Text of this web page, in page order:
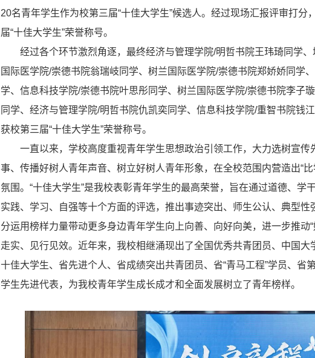
20名青年学生作为校第三届“十佳大学生”候选人。经过现场汇报评审打分
届“十佳大学生”荣誉称号。
经过各个环节激烈角逐，最终经济与管理学院/明哲书院王玮琦同学
国际医学院/崇德书院翁瑞岐同学、树兰国际医学院/崇德书院郑娇娇同学
学、信息科技学院/崇德书院叶思彤同学、树兰国际医学院/崇德书院李子
同学、经济与管理学院/明哲书院仇凯奕同学、信息科技学院/重智书院钱
获校第三届“十佳大学生”荣誉称号。
一直以来，学校高度重视青年学生思想政治引领工作，大力选树宣
事、传播好树人青年声音、树立好树人青年形象，在全校范围内营造出“
氛围。“十佳大学生”是我校表彰青年学生的最高荣誉，旨在通过道德、学
实践、学习、自强等十个方面的评选，推出事迹突出、师生公认、典型性
分运用榜样力量带动更多身边青年学生向上向善、向好向美，进一步推动
走实、见行见效。近年来，我校相继涌现出了全国优秀共青团员、中国
十佳大学生、省先进个人、省成绩突出共青团员、省“青马工程”学员、省
学生先进代表，为我校青年学生成长成才和全面发展树立了青年榜样。